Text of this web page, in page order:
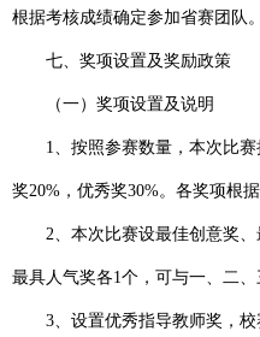
根据考核成绩确定参加省赛团队。
七、奖项设置及奖励政策
（一）奖项设置及说明
1 、按照参赛数量，本次比
奖20% ，优秀奖30%。各奖项根
2 、本次比赛设最佳创意奖
最具人气奖各1 个，可与一、二、
3 、设置优秀指导教师奖，